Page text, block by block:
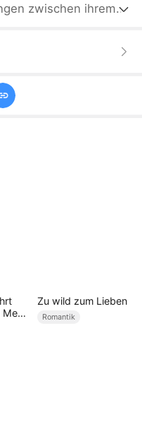
zwischen ihrem
Aufgabe tiefer in die
ihre Unschuld
Zu wild zum Lieben
Romantik